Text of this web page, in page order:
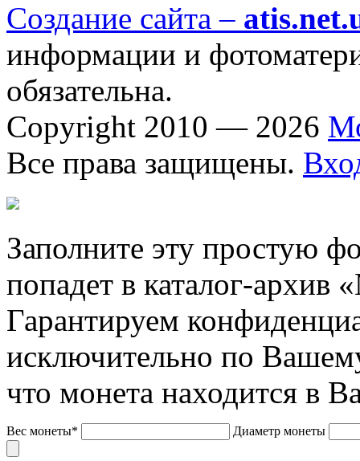
Создание сайта –
информации и
обязательна.
Copyright 2010 — 2026
Все права защищены.
Заполните эту простую
попадет в каталог-архив
Гарантируем
исключительно по
что монета находится в
Вес монеты* Диаметр монеты